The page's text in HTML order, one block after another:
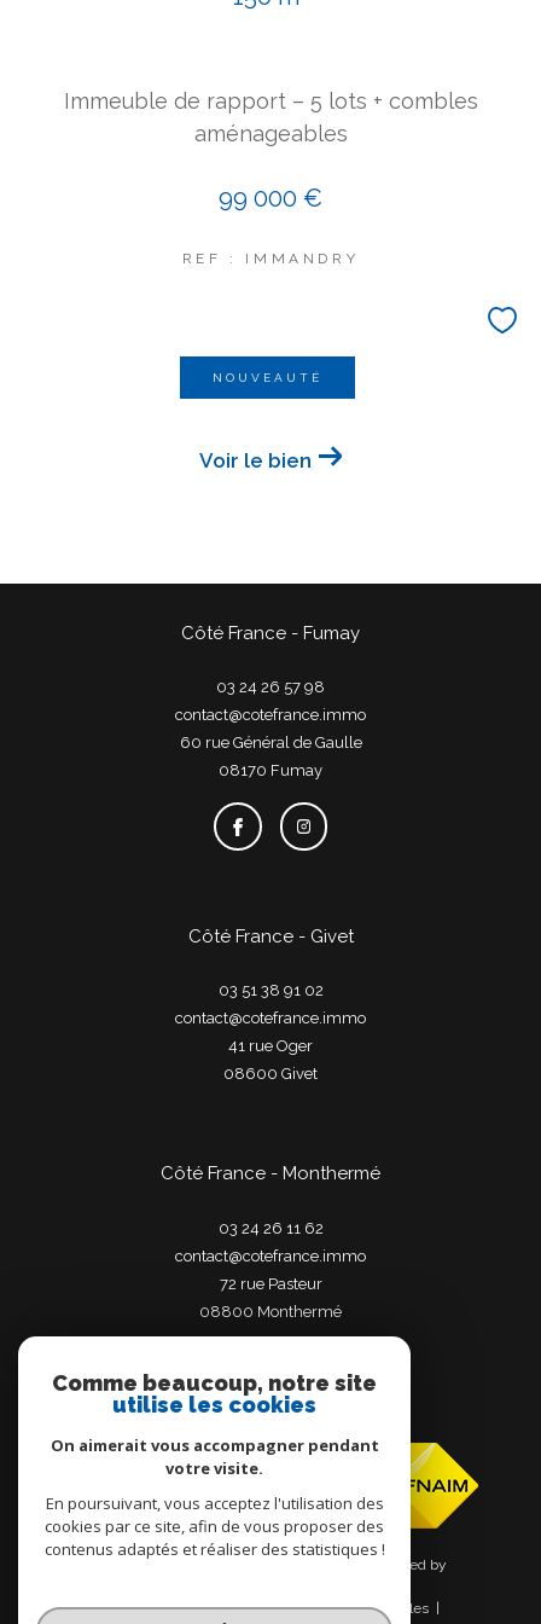
Immeuble de rapport – 5 lots + combles
aménageables
99 000 €
REF : IMMANDRY
NOUVEAUTÉ
Voir le bien
Côté France - Fumay
03 24 26 57 98
contact@cotefrance.immo
60 rue Général de Gaulle
08170
fumay
Côté France - Givet
03 51 38 91 02
contact@cotefrance.immo
41 rue Oger
08600
givet
Côté France - Monthermé
03 24 26 11 62
contact@cotefrance.immo
72 rue Pasteur
08800
monthermé
Adhérents
© 2026 | Tous droits réservés | Traduction powered by
Nos honoraires
Plan du site
Mentions légales
Comme beaucoup, notre site
utilise les cookies
On aimerait vous accompagner pendant
votre visite.
En poursuivant, vous acceptez l'utilisation des
cookies par ce site, afin de vous proposer des
contenus adaptés et réaliser des statistiques !